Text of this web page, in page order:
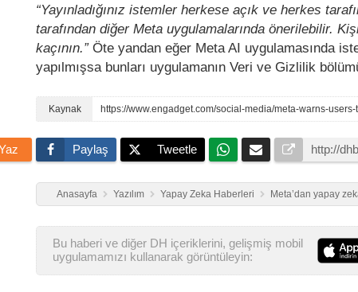
“Yayınladığınız istemler herkese açık ve herkes
tarafından diğer Meta uygulamalarında önerilebilir.
kaçının.”Öte yandan eğer Meta AI uygulamasında
yapılmışsa bunları uygulamanın Veri ve Gizlilik
Paylaş Tweetle
Anasayfa Yazılım Yapay Zeka Haberleri Meta’dan yapay
Bu haberi ve diğer DH içeriklerini, gelişmiş mobil
uygulamamızı kullanarak görüntüleyin: